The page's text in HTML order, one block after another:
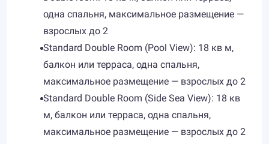
одна спальня, максимальное размещение —
взрослых до 2
Standard Double Room (Pool View): 18 кв м,
балкон или терраса, одна спальня,
максимальное размещение — взрослых до 2
Standard Double Room (Side Sea View): 18 кв
м, балкон или терраса, одна спальня,
максимальное размещение — взрослых до 2